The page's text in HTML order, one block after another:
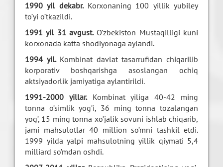
1990 yil dekabr.Korxonaning 100 yillik yubiley
to’yi o’tkazildi.
1991 yil 31 avgust.O’zbekiston Mustaqilligi kuni
korxonada katta shodiyonaga aylandi.
1994 yil.Kombinat davlat tasarrufidan chiqarilib
korporativ boshqarishga asoslangan ochiq
aktsiyadorlik jamiyatiga aylantirildi.
1991-2000 yillar.Kombinat yiliga 40-42 ming
tonna o’simlik yog’i, 36 ming tonna tozalangan
yog’, 15 ming tonna xo’jalik sovuni ishlab chiqarib,
jami mahsulotlar 40 million so’mni tashkil etdi.
1999 yilda yalpi mahsulotning yillik qiymati 5,4
milliard so’mdan oshdi.